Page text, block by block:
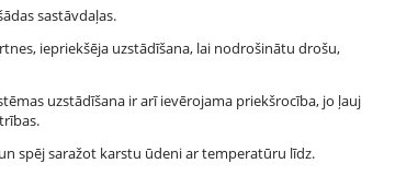
sastāvdaļas.
iepriekšēja uzstādīšana, lai nodrošinātu drošu,
uzstādīšana ir arī ievērojama priekšrocība, jo ļauj
spēj saražot karstu ūdeni ar temperatūru līdz.